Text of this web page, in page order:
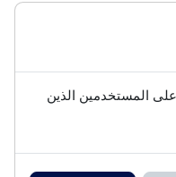
المستخدمين الذين